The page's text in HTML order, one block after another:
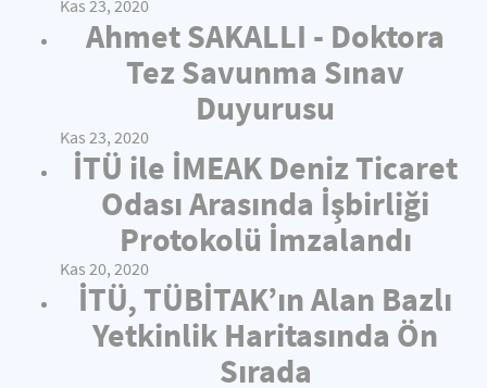
Kas 23, 2020
Ahmet SAKALLI - Doktora
Tez Savunma Sınav
Duyurusu
Kas 23, 2020
İTÜ ile İMEAK Deniz Ticaret
Odası Arasında İşbirliği
Protokolü İmzalandı
Kas 20, 2020
İTÜ, TÜBİTAK’ın Alan Bazlı
Yetkinlik Haritasında Ön
Sırada